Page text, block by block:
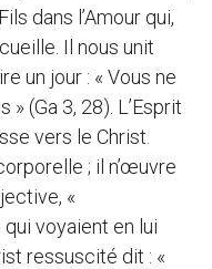
dans l’Amour qui,
Il nous unit
un jour : « Vous ne
» (Ga 3, 28). L’Esprit
vers le Christ.
; il n’œuvre
«
voyaient en lui
ressuscité dit : «